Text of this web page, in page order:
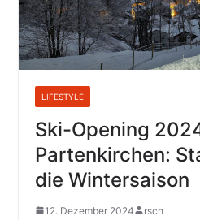
LIFESTYLE
Ski-Opening
Partenkirchen:
die Wintersaison
12. Dezember 2024
rsch